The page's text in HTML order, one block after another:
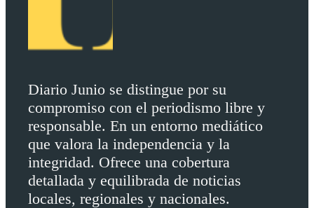
Diario Junio se distingue por su
compromiso con el periodismo libre y
responsable. En un entorno mediático
que valora la independencia y la
integridad. Ofrece una cobertura
detallada y equilibrada de noticias
locales, regionales y nacionales.